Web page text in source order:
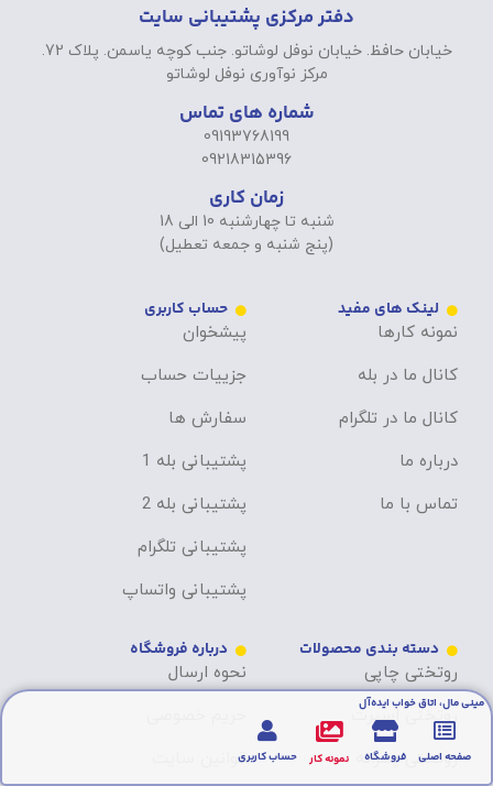
دفتر مرکزی پشتیبانی سایت
خیابان حافظ. خیابان نوفل لوشاتو. جنب کوچه یاسمن. پلاک 72.
مرکز نوآوری نوفل لوشاتو
شماره های تماس
09193768199
09218315396
زمان کاری
شنبه تا چهارشنبه 10 الی 18
(پنج شنبه و جمعه تعطیل)
لینک های مفید
نمونه کارها
کانال ما در بله
کانال ما در تلگرام
درباره ما
تماس با ما
حساب کاربری
پیشخوان
جزییات حساب
سفارش ها
پشتیبانی بله 1
پشتیبانی بله 2
پشتیبانی تلگرام
پشتیبانی واتساپ
دسته بندی محصولات
روتختی چاپی
روتختی اسپرت
روتختی پسرانه
درباره فروشگاه
نحوه ارسال
قوانین سایت
مینی مال، اتاق خواب ایده‌آل
صفحه اصلی فروشگاه نمونه کار حساب کاربری